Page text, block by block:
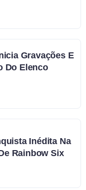
Gravações E
Do Elenco
Inédita Na
Rainbow Six